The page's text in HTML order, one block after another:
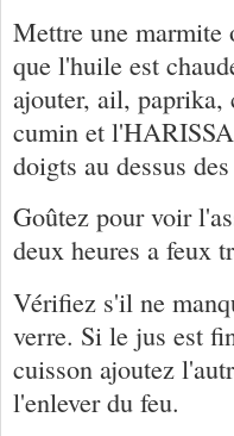
Mettre une marmite
que l'huile est
ajouter, ail, paprika,
cumin et
doigts au dessus
Goûtez pour voir
deux heures a feux
Vérifiez s'il ne
verre. Si le jus est
cuisson ajoutez
l'enlever du feu.